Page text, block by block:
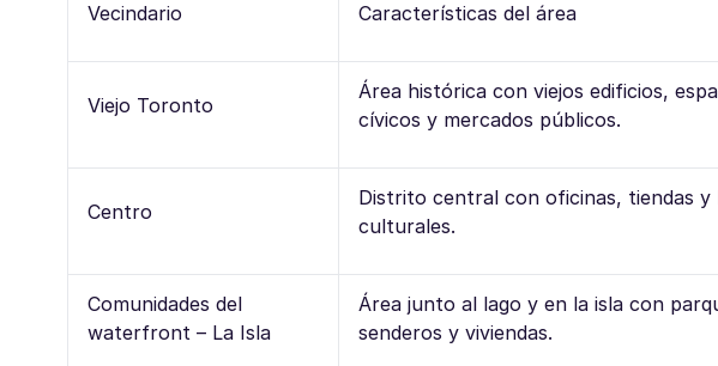
Vecindario Características del área
Viejo Toronto
Área histórica con viejos edificios,
cívicos y mercados públicos.
Centro
Distrito central con oficinas, tiendas y
culturales.
Comunidades del
waterfront – La Isla
Área junto al lago y en la isla con
senderos y viviendas.